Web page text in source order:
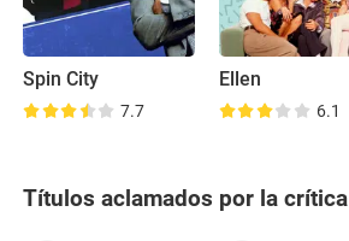
Spin City
7.7
Ellen
6.1
Títulos aclamados por la crítica